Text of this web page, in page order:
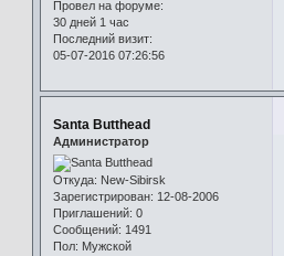
Провел на форуме:
30 дней 1 час
Последний визит:
05-07-2016 07:26:56
Santa Butthead
Администратор
Откуда: New-Sibirsk
Зарегистрирован: 12-08-2006
Приглашений: 0
Сообщений: 1491
Пол: Мужской